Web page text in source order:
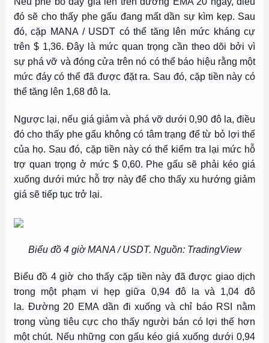
đó sẽ cho thấy phe gấu đang mất dần sự kìm kẹp. Sau
đó, cặp MANA / USDT có thể tăng lên mức kháng cự
trên $ 1,36. Đây là mức quan trọng cần theo dõi bởi vì
sự phá vỡ và đóng cửa trên nó có thể báo hiệu rằng một
mức đáy có thể đã được đặt ra. Sau đó, cặp tiền này có
thể tăng lên 1,68 đô la.
Ngược lại, nếu giá giảm và phá vỡ dưới 0,90 đô la, điều
đó cho thấy phe gấu không có tâm trạng để từ bỏ lợi thế
của họ. Sau đó, cặp tiền này có thể kiểm tra lại mức hỗ
trợ quan trọng ở mức $ 0,60. Phe gấu sẽ phải kéo giá
xuống dưới mức hỗ trợ này để cho thấy xu hướng giảm
giá sẽ tiếp tục trở lại.
Biểu đồ 4 giờ MANA / USDT. Nguồn: TradingView
Biểu đồ 4 giờ cho thấy cặp tiền này đã được giao dịch
trong một phạm vi hẹp giữa 0,94 đô la và 1,04 đô
la. Đường 20 EMA dần đi xuống và chỉ báo RSI nằm
trong vùng tiêu cực cho thấy người bán có lợi thế hơn
một chút. Nếu những con gấu kéo giá xuống dưới 0,94